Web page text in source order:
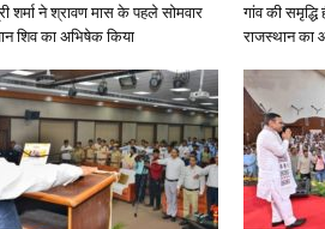
शर्मा ने श्रावण मास के पहले सोमवार
शिव का अभिषेक किया
गांव की
राजस्थान का